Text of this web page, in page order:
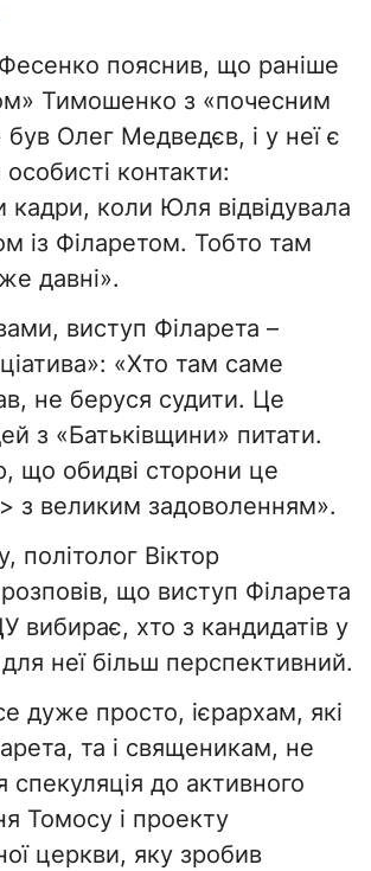
пояснив, що раніше
Тимошенко з «почесним
був Олег Медведєв, і у неї є
контакти:
кадри, коли Юля відвідувала
із Філаретом. Тобто там
давні».
виступ Філарета –
«Хто там саме
не беруся судити. Це
з «Батьківщини» питати.
що обидві сторони це
з великим задоволенням».
політолог Віктор
що виступ Філарета
вибирає, хто з кандидатів у
неї більш перспективний.
дуже просто, ієрархам, які
та і священикам, не
спекуляція до активного
Томосу і проекту
церкви, яку зробив